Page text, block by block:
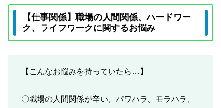
【仕事関係】職場の人間関係、ハードワー
ク、ライフワークに関するお悩み
【こんなお悩みを持っていたら…】
〇職場の人間関係が辛い。パワハラ、モラハラ、